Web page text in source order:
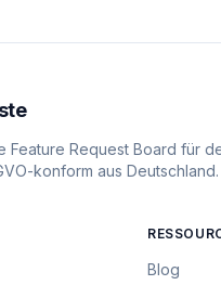
Feature Request Board für
konform aus Deutschland.
Blog